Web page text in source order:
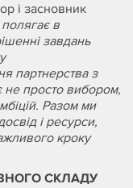
і засновник
в
завдань
партнерства з
не просто вибором,
Разом ми
і ресурси,
кроку
СКЛАДУ